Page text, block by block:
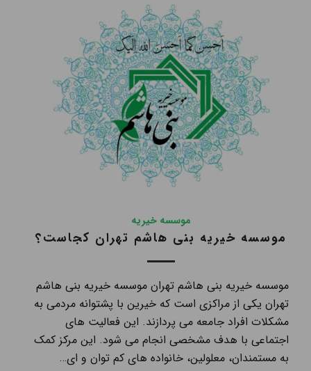
موسسه خیریه
موسسه خیریه بنی هاشم تهران کجاست؟
موسسه خیریه بنی هاشم تهران موسسه خیریه بنی هاشم
تهران یکی از مراکزی است که خیرین با پشتوانه مردمی به
مشکلات افراد جامعه می پردازند. این فعالیت های
اجتماعی با هدف مشخصی انجام می شود. این مرکز کمک
به مستمندان، معلولین، خانواده های کم توان و ای…